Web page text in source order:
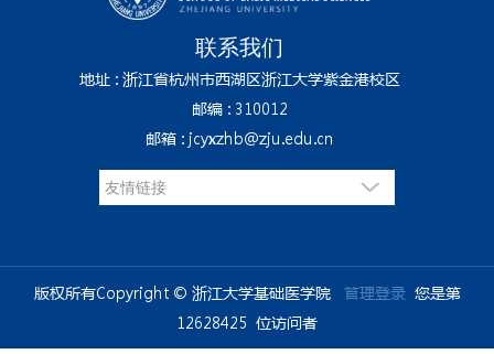
联系我们
地址 : 浙江省杭州市西湖区浙江大学紫金港校区
邮编 : 310012
邮箱 : jcyxzhb@zju.edu.cn
版权所有Copyright © 浙江大学基础医学院 管理登录您是第
12628425 位访问者